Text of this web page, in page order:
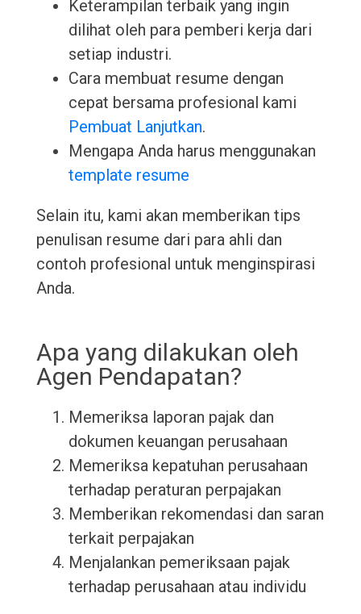
Keterampilan terbaik yang ingin
dilihat oleh para pemberi kerja dari
setiap industri.
Cara membuat resume dengan
cepat bersama profesional kami
Pembuat Lanjutkan.
Mengapa Anda harus menggunakan
template resume
Selain itu, kami akan memberikan tips
penulisan resume dari para ahli dan
contoh profesional untuk menginspirasi
Anda.
Apa yang dilakukan oleh
Agen Pendapatan?
Memeriksa laporan pajak dan
dokumen keuangan perusahaan
Memeriksa kepatuhan perusahaan
terhadap peraturan perpajakan
Memberikan rekomendasi dan saran
terkait perpajakan
Menjalankan pemeriksaan pajak
terhadap perusahaan atau individu